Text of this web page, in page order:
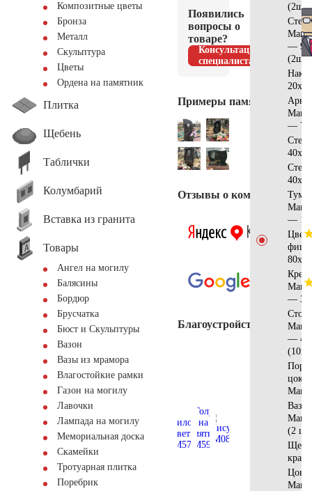
Композитные цветы
Бронза
Металл
Скульптура
Цветы
Ордена на памятник
Плитка
Щебень
Таблички
Колумбарий
Вставка из гранита
Товары
Ангел на могилу
Балясины
Бордюр
Брусчатка
Бюст и Скульптуры
Вазон
Вазы из мрамора
Влагостойкие рамки
Газон на могилу
Лавочки
Лампада на могилу
Мемориальная доска
Скамейки
Тротуарная плитка
Поребрик
Появились
вопросы о
товаре?
Консультация
специалиста
Примеры памятников
Отзывы о компании
Благоустройство
(2шт)
Стела
—
(2шт)
Арка
—
—
Крест
—
—
Ваза
(2